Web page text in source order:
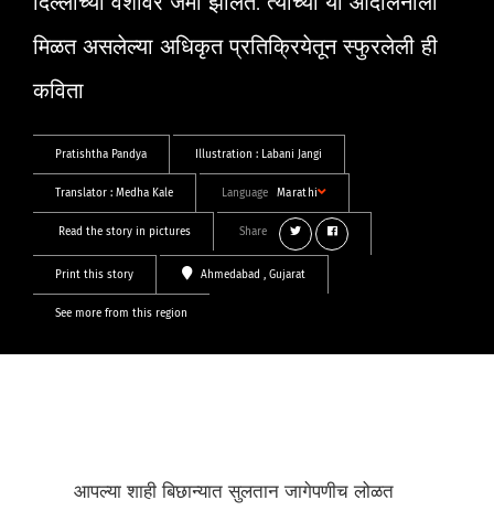
मिळत असलेल्या अधिकृत प्रतिक्रियेतून स्फुरलेली ही
कविता
Pratishtha Pandya Illustration : Labani Jangi
Translator : Medha Kale Language Marathi
Read the story in pictures Share
Print this story Ahmedabad , Gujarat
See more from this region
आपल्या शाही बिछान्यात सुलतान जागेपणीच लोळत